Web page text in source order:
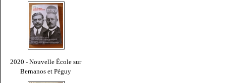
2020 - Nouvelle École sur
Bernanos et Péguy